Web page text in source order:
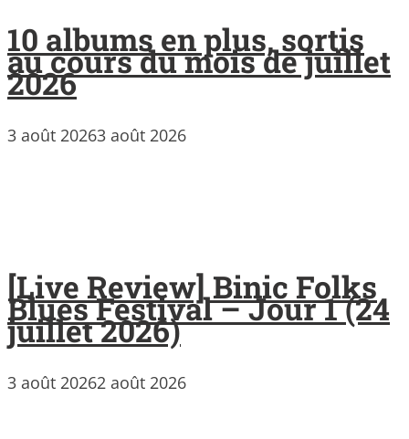
10 albums en plus, sortis
au cours du mois de juillet
2026
3 août 20263 août 2026
[Live Review] Binic Folks
Blues Festival – Jour 1 (24
juillet 2026)
3 août 20262 août 2026